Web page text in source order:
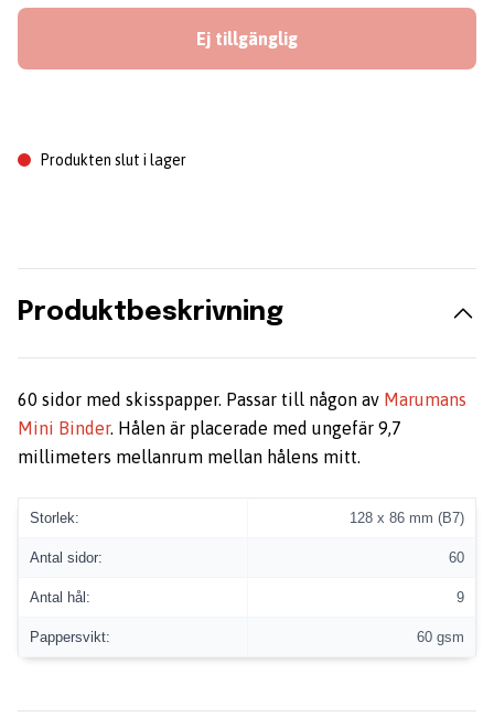
Ej tillgänglig
Produkten slut i lager
Produktbeskrivning
60 sidor med skisspapper. Passar till någon av Marumans
Mini Binder. Hålen är placerade med ungefär 9,7
millimeters mellanrum mellan hålens mitt.
Storlek: 128 x 86 mm (B7)
Antal sidor: 60
Antal hål: 9
Pappersvikt: 60 gsm